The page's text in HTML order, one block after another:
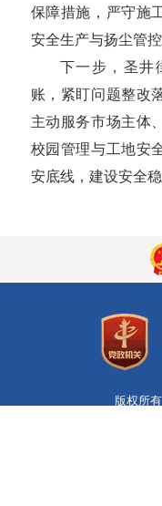
保障措施，严守施
安全生产与扬尘管控
下一步，圣井
账，紧盯问题整改
主动服务市场主体
校园管理与工地安
安底线，建设安全
版权所